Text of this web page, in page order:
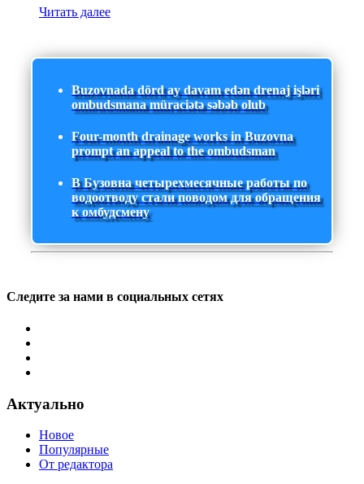
Читать далее
Buzovnada dörd ay davam edən drenaj işləri
ombudsmana müraciətə səbəb olub
Four-month drainage works in Buzovna
prompt an appeal to the ombudsman
В Бузовна четырехмесячные работы по
водоотводу стали поводом для обращения
к омбудсмену
Следите за нами в социальных сетях
Актуально
Новое
Популярные
От редактора